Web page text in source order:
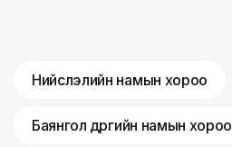
Нийслэлийн намын хороо
Баянгол дүүргийн намын хороо